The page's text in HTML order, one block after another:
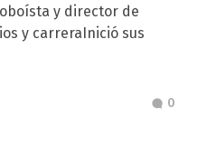
y director de
y carreraInició sus
0